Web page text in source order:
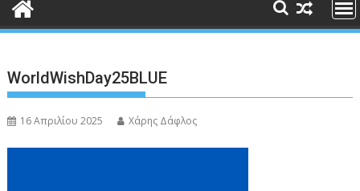
WorldWishDay25BLUE
16 Απριλίου 2025 Χάρης Δάφλος